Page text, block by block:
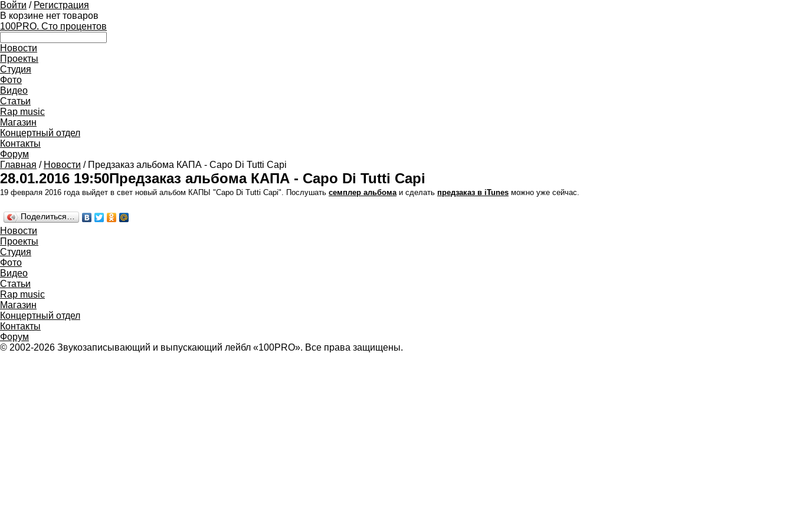
Войти / Регистрация
В корзине нет товаров
100PRO. Сто процентов
Новости
Проекты
Студия
Фото
Видео
Статьи
Rap music
Магазин
Концертный отдел
Контакты
Форум
Главная / Новости / Предзаказ альбома КАПА - Сapo Di Tutti Capi
28.01.2016 19:50Предзаказ альбома КАПА - Сapo Di Tutti Capi
19 февраля 2016 года выйдет в свет новый альбом КАПЫ "Сapo Di Tutti Capi". Послушать семплер альбомаи сделать предзаказ в iTunes можно уже сейчас.
Поделиться…
Новости
Проекты
Студия
Фото
Видео
Статьи
Rap music
Магазин
Концертный отдел
Контакты
Форум
© 2002-2026 Звукозаписывающий и выпускающий лейбл «100PRO». Все права защищены.